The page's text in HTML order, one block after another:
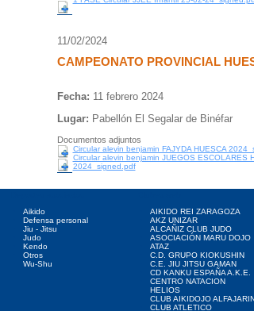
11/02/2024
CAMPEONATO PROVINCIAL
Fecha: 11 febrero 2024
Lugar: Pabellón El Segalar de Binéfar
Documentos adjuntos
Circular alevin benjamin FAJYDA HUESCA
Circular alevin benjamin JUEGOS ESCOLARES
2024_signed.pdf
Aikido
Defensa personal
Jiu - Jitsu
Judo
Kendo
Otros
Wu-Shu
AIKIDO REI ZARAGOZA
AKZ UNIZAR
ALCAÑIZ CLUB JUDO
ASOCIACIÓN MARU DOJO
ATAZ
C.D. GRUPO KIOKUSHIN
C.E. JIU JITSU GAMAN
CD KANKU ESPAÑA A.K.E.
CENTRO NATACION
HELIOS
CLUB AIKIDOJO
CLUB ATLETICO